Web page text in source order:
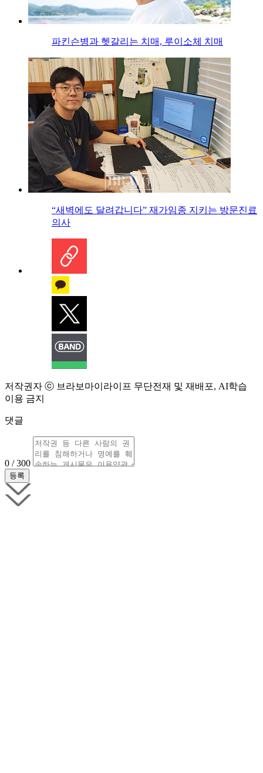
파킨슨병과 헷갈리는 치매, 루이소체 치매
“새벽에도 달려갑니다” 재가임종 지키는 방문진료
의사
저작권자 ⓒ 브라보마이라이프 무단전재 및 재배포, AI학습
이용 금지
댓글
0 / 300